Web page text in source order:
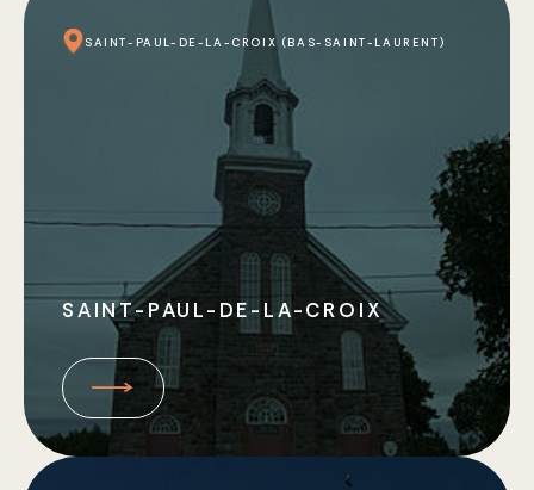
SAINT-PAUL-DE-LA-CROIX (BAS-SAINT-LAURENT)
SAINT-PAUL-DE-LA-CROIX